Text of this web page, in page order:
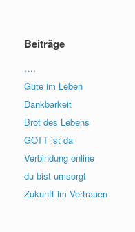
Beiträge
….
Güte im Leben
Dankbarkeit
Brot des Lebens
GOTT ist da
Verbindung online
du bist umsorgt
Zukunft im Vertrauen